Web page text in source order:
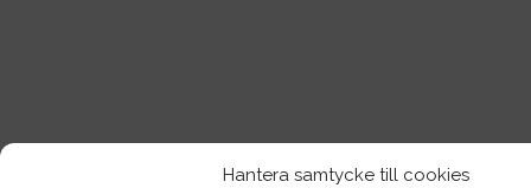
Hantera samtycke till cookies